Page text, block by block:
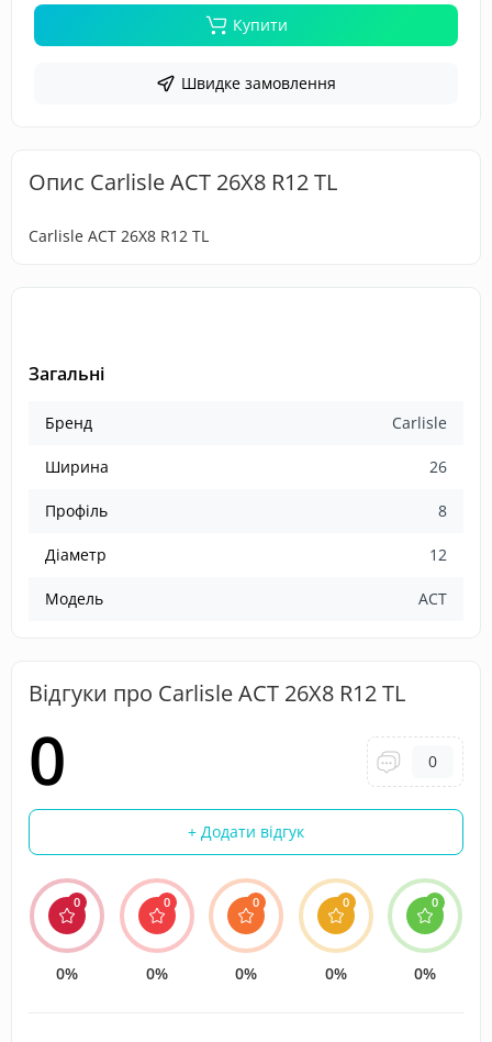
Купити
Швидке замовлення
Опис Carlisle ACT 26X8 R12 TL
Carlisle ACT 26X8 R12 TL
Загальні
Бренд Carlisle
Ширина 26
Профіль 8
Діаметр 12
Модель ACT
Відгуки про Carlisle ACT 26X8 R12 TL
0 0
+ Додати відгук
0
0%
0
0%
0
0%
0
0%
0
0%